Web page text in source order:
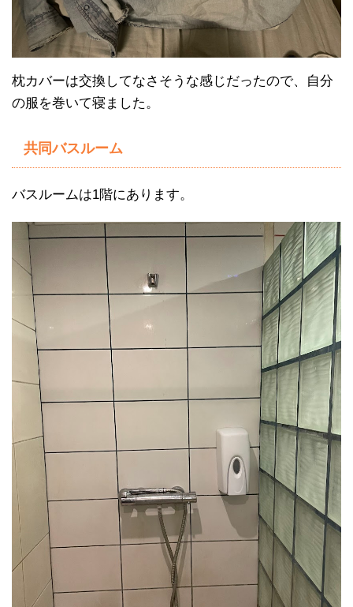
枕カバーは交換してなさそうな感じだったので、自分
の服を巻いて寝ました。
共同バスルーム
バスルームは1階にあります。